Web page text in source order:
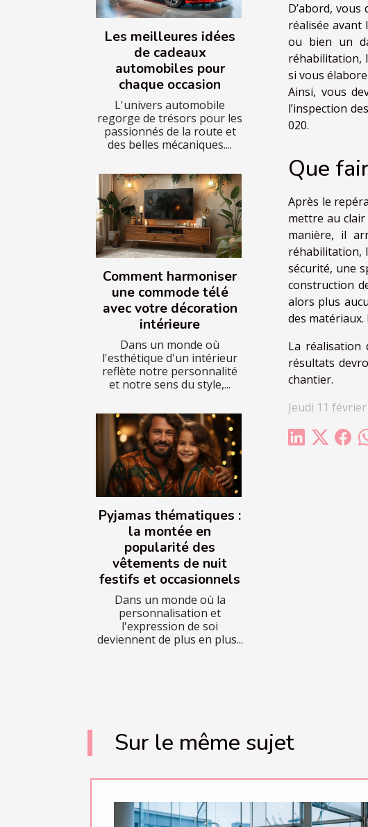
Les meilleures idées
de cadeaux
automobiles pour
chaque occasion
L'univers automobile
regorge de trésors pour les
passionnés de la route et
des belles mécaniques....
Comment harmoniser
une commode télé
avec votre décoration
intérieure
Dans un monde où
l'esthétique d'un intérieur
reflète notre personnalité
et notre sens du style,...
Pyjamas thématiques :
la montée en
popularité des
vêtements de nuit
festifs et occasionnels
Dans un monde où la
personnalisation et
l'expression de soi
deviennent de plus en plus...
D’abord,
réalisée avant
ou bien un
réhabilitation,
si vous
Ainsi, vous
l’inspection
020.
Que
Après le
mettre au
manière, il
réhabilitation,
sécurité, une
construction
alors plus
des
La réalisation
résultats
chantier.
Jeudi 11
Sur le même sujet